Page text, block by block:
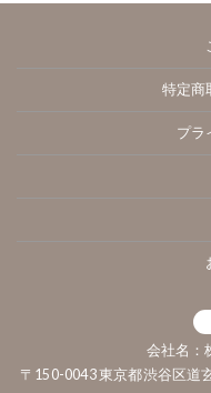
特定商
プラ
会社名：
〒150-0043 東京都渋谷区道